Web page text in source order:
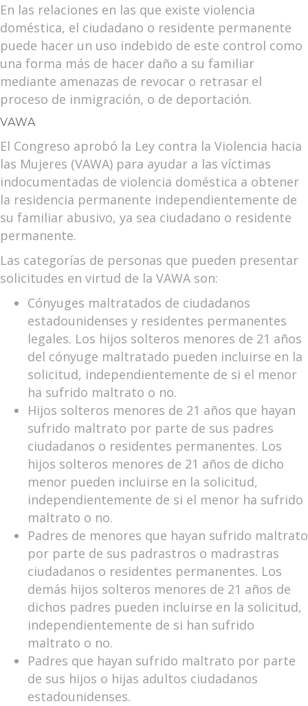
En las relaciones en las que existe violencia
doméstica, el ciudadano o residente permanente
puede hacer un uso indebido de este control como
una forma más de hacer daño a su familiar
mediante amenazas de revocar o retrasar el
proceso de inmigración, o de deportación.
VAWA
El Congreso aprobó la Ley contra la Violencia hacia
las Mujeres (VAWA) para ayudar a las víctimas
indocumentadas de violencia doméstica a obtener
la residencia permanente independientemente de
su familiar abusivo, ya sea ciudadano o residente
permanente.
Las categorías de personas que pueden presentar
solicitudes en virtud de la VAWA son:
Cónyuges maltratados de ciudadanos
estadounidenses y residentes permanentes
legales. Los hijos solteros menores de 21 años
del cónyuge maltratado pueden incluirse en la
solicitud, independientemente de si el menor
ha sufrido maltrato o no.
Hijos solteros menores de 21 años que hayan
sufrido maltrato por parte de sus padres
ciudadanos o residentes permanentes. Los
hijos solteros menores de 21 años de dicho
menor pueden incluirse en la solicitud,
independientemente de si el menor ha sufrido
maltrato o no.
Padres de menores que hayan sufrido maltrato
por parte de sus padrastros o madrastras
ciudadanos o residentes permanentes. Los
demás hijos solteros menores de 21 años de
dichos padres pueden incluirse en la solicitud,
independientemente de si han sufrido
maltrato o no.
Padres que hayan sufrido maltrato por parte
de sus hijos o hijas adultos ciudadanos
estadounidenses.